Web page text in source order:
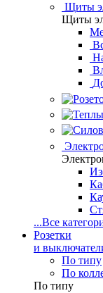
Щиты
Щиты
...Все
Розетки
и
По типу
По
По типу